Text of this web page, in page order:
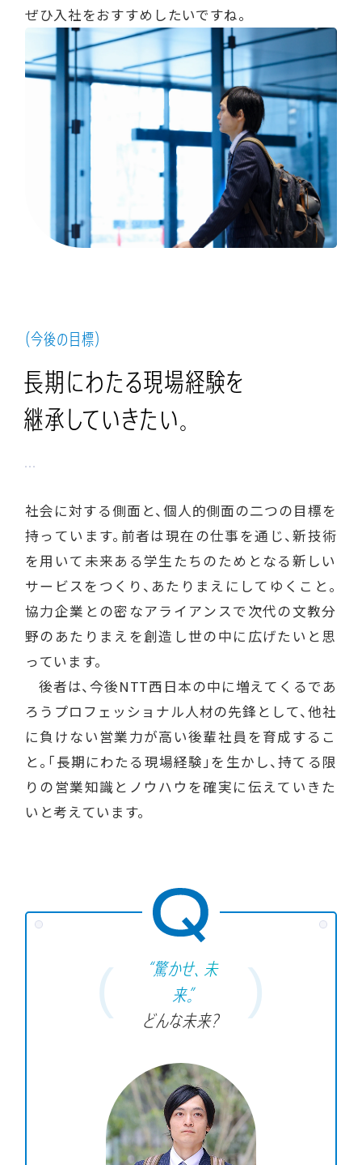
ぜひ入社をおすすめしたいですね。
（今後の目標）
長期にわたる現場経験を
継承していきたい。
社会に対する側面と、個人的側面の二つの目標を
持っています。前者は現在の仕事を通じ、新技術
を用いて未来ある学生たちのためとなる新しい
サービスをつくり、あたりまえにしてゆくこと。
協力企業との密なアライアンスで次代の文教分
野のあたりまえを創造し世の中に広げたいと思
っています。
後者は、今後NTT西日本の中に増えてくるであ
ろうプロフェッショナル人材の先鋒として、他社
に負けない営業力が高い後輩社員を育成するこ
と。「長期にわたる現場経験」を生かし、持てる限
りの営業知識とノウハウを確実に伝えていきた
いと考えています。
“驚かせ、未
来。
”
どんな未来？